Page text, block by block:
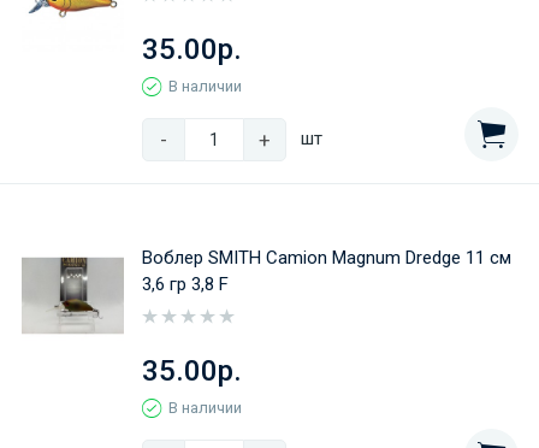
35.00р.
В наличии
- + шт
Воблер SMITH Camion Magnum Dredge 11 cм
3,6 гр 3,8 F
35.00р.
В наличии